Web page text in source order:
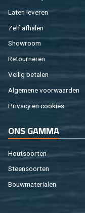
Laten le­ve­ren
Zelf af­ha­len
Show­room
Re­tour­ne­ren
Vei­lig be­ta­len
Al­ge­me­ne voor­waar­den
Pri­va­cy en coo­kies
ONS GAMMA
Hout­soor­ten
Steen­soor­ten
Bouw­ma­te­ri­a­len